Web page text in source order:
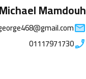
Michael Mamdouh
01117971730